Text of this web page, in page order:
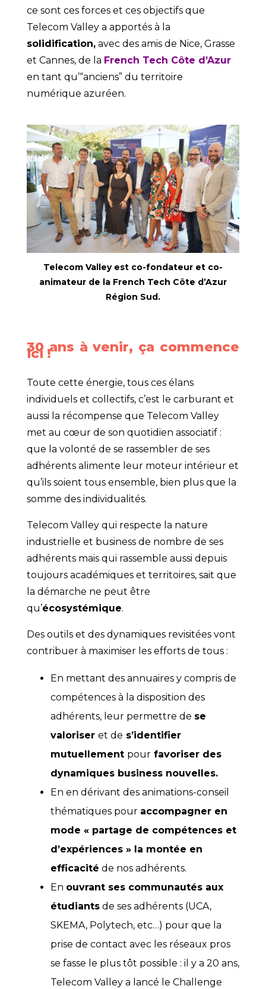
ce sont ces forces et ces objectifs que
Telecom Valley a apportés à la
solidification,avec des amis de Nice, Grasse
et Cannes, de la French Tech Côte d’Azur
en tant qu’“anciens” du territoire
numérique azuréen.
Telecom Valley est co-fondateur et co-
animateur de la French Tech Côte d’Azur
Région Sud.
30 ans à venir, ça commence
ici !
Toute cette énergie, tous ces élans
individuels et collectifs, c’est le carburant et
aussi la récompense que Telecom Valley
met au cœur de son quotidien associatif :
que la volonté de se rassembler de ses
adhérents alimente leur moteur intérieur et
qu’ils soient tous ensemble, bien plus que la
somme des individualités.
Telecom Valley qui respecte la nature
industrielle et business de nombre de ses
adhérents mais qui rassemble aussi depuis
toujours académiques et territoires, sait que
la démarche ne peut être
qu’écosystémique.
Des outils et des dynamiques revisitées vont
contribuer à maximiser les efforts de tous :
En mettant des annuaires y compris de
compétences à la disposition des
adhérents, leur permettre de se
valoriser et de s’identifier
mutuellement pourfavoriser des
dynamiques business nouvelles.
En en dérivant des animations-conseil
thématiques pour accompagner en
mode « partage de compétences et
d’expériences » la montée en
efficacité de nos adhérents.
En ouvrant ses communautés aux
étudiantsde ses adhérents (UCA,
SKEMA, Polytech, etc…) pour que la
prise de contact avec les réseaux pros
se fasse le plus tôt possible : il y a 20 ans,
Telecom Valley a lancé le Challenge